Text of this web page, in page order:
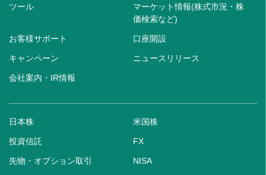
ツール
マーケット情報(株式市況・株
価検索など)
お客様サポート 口座開設
キャンペーン ニュースリリース
会社案内・IR情報
日本株 米国株
投資信託 FX
先物・オプション取引 NISA